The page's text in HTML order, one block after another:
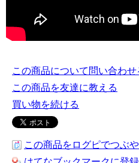
この商品について問い合わせ
この商品を友達に教える
買い物を続ける
この商品をログピでつぶや